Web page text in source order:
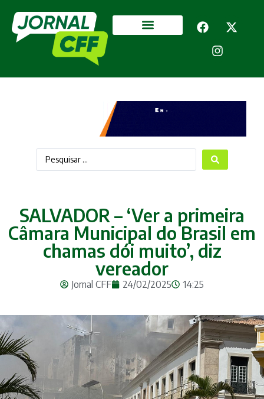
SALVADOR – ‘Ver a primeira
Câmara Municipal do Brasil em
chamas dói muito’, diz
vereador
Jornal CFF 24/02/2025 14:25